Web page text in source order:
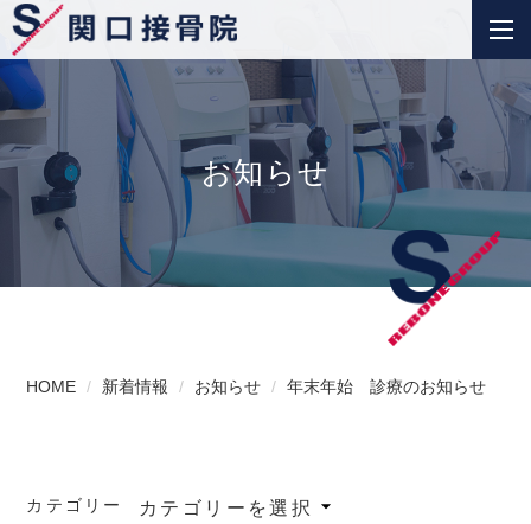
お知らせ
HOME 新着情報 お知らせ 年末年始 診療のお知らせ
カテゴリー